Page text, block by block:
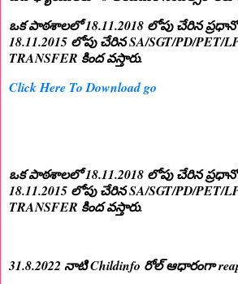
ఒక పాఠశాలలో 18.11.2018 లోపు చేరిన
18.11.2015 లోపు చేరిన SA/SGT/PD/PET/
TRANSFER కింద వస్తారు.
Click Here To Download go
ఒక పాఠశాలలో 18.11.2018 లోపు చేరిన
18.11.2015 లోపు చేరిన SA/SGT/PD/PET/
TRANSFER కింద వస్తారు.
31.8.2022 నాటి Childinfo రోల్ ఆధారంగా